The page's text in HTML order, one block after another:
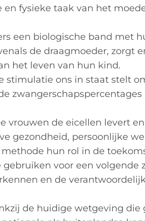
fysieke taak van het
een biologische band met
de draagmoeder, zorgt
het leven van hun kind.
ons in staat stelt
zwangerschapspercentages
vrouwen de eicellen levert
gezondheid, persoonlijke
hun rol in de
voor een volgende
en de
de huidige wetgeving die